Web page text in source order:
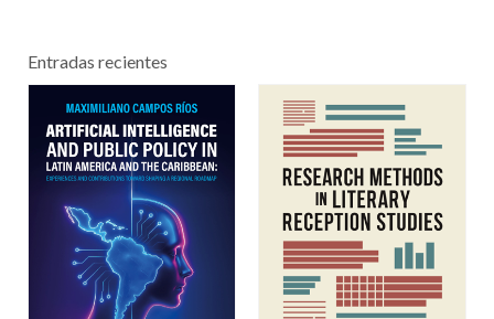
Entradas recientes